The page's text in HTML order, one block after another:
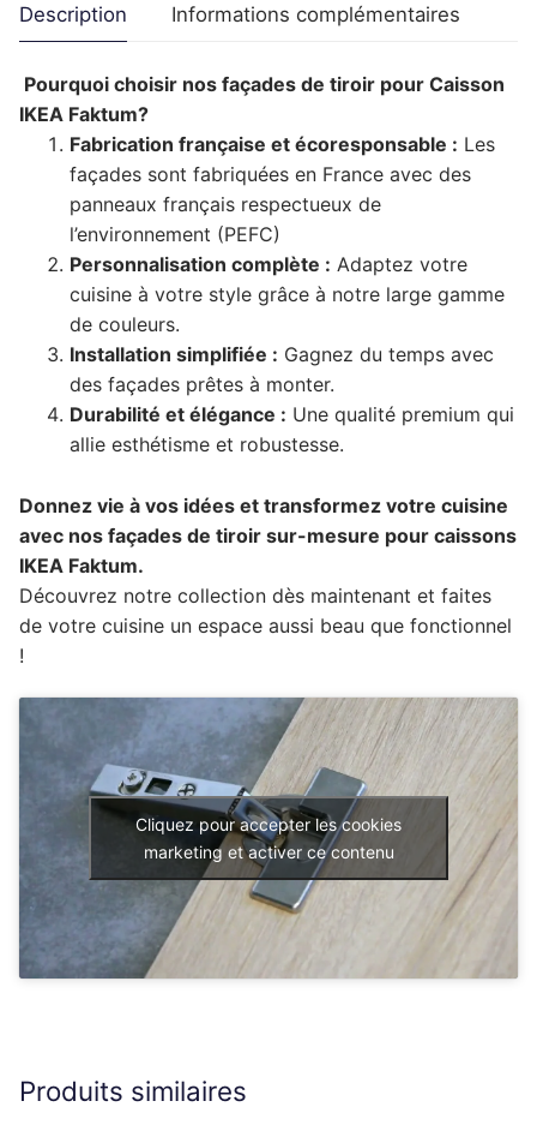
Description Informations complémentaires
Pourquoi choisir nos façades de tiroir pour Caisson
IKEA Faktum?
Fabrication française et écoresponsable : Les
façades sont fabriquées en France avec des
panneaux français respectueux de
l’environnement (PEFC)
Personnalisation complète : Adaptez votre
cuisine à votre style grâce à notre large gamme
de couleurs.
Installation simplifiée : Gagnez du temps avec
des façades prêtes à monter.
Durabilité et élégance : Une qualité premium qui
allie esthétisme et robustesse.
Donnez vie à vos idées et transformez votre cuisine
avec nos façades de tiroir sur-mesure pour caissons
IKEA Faktum.
Découvrez notre collection dès maintenant et faites
de votre cuisine un espace aussi beau que fonctionnel
!
Cliquez pour accepter les cookies
marketing et activer ce contenu
Produits similaires